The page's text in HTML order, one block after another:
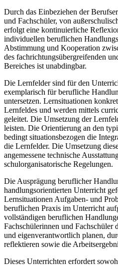
Durch das Einbeziehen der
und Fachschüler, von
erfolgt eine kontinuierliche
individuellen beruflichen
Abstimmung und Kooperation
des fachrichtungsübergreifenden
Bereiches ist unabdingbar.
Die Lernfelder sind für den
exemplarisch für be­rufliche
untersetzen. Lernsituationen
Lernfeldes und werden mittels
geleitet. Die Umsetzung der
leisten. Die Orientierung an den
bedingt situationsbezogen die
die Lernfelder. Die Umsetzung
angemessene technische
schulorganisatorische Regelungen.
Die Ausprägung beruflicher
handlungsorientierten Unterricht
Lernsituationen Aufgaben- und
beruflichen Praxis im Unterricht
vollständigen beruflichen
Fachschülerinnen und Fachschüler
und eigenverantwortlich planen,
reflektieren sowie die
Dieses Unterrichten erfordert